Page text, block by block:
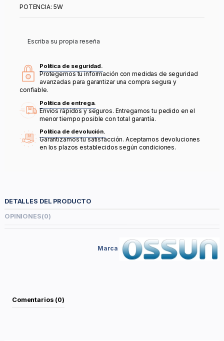
POTENCIA: 5W
Escriba su propia reseña
Política de seguridad.
Protegemos tu información con medidas de seguridad
avanzadas para garantizar una compra segura y
confiable.
Política de entrega.
Envíos rápidos y seguros. Entregamos tu pedido en el
menor tiempo posible con total garantía.
Política de devolución.
Garantizamos tu satisfacción. Aceptamos devoluciones
en los plazos establecidos según condiciones.
DETALLES DEL PRODUCTO
OPINIONES(0)
Marca
Comentarios (0)